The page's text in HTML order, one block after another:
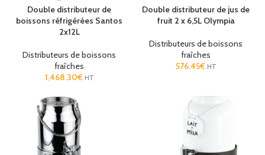
Double distributeur de
boissons réfrigérées Santos
2x12L
Distributeurs de boissons
fraîches
1,468.30€ HT
Double distributeur de jus de
fruit 2 x 6,5L Olympia
Distributeurs de boissons
fraîches
576.45€ HT